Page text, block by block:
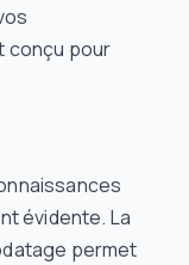
conçu pour
évidente. La
permet